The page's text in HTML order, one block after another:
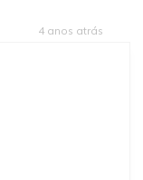
4 anos atrás